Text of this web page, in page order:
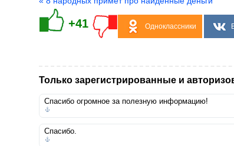
+41 Одноклассники
Только зарегистрированные и
Спасибо огромное за полезную информацию!
Спасибо.